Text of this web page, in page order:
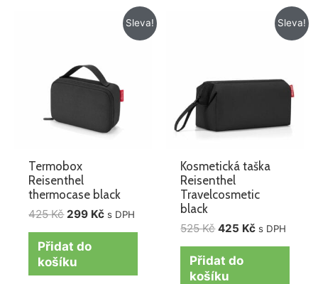
Sleva!
Termobox
Reisenthel
thermocase black
425Kč 299 Kč
Aktuální
cena
s DPH
Přidat do
košíku
Sleva!
Kosmetická taška
Reisenthel
Travelcosmetic
black
525Kč 425 Kč
Aktuální
cena
s DPH
Přidat do
košíku